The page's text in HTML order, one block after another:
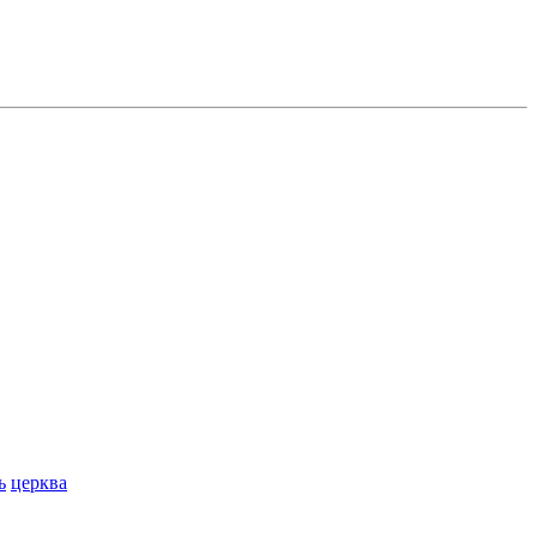
церква